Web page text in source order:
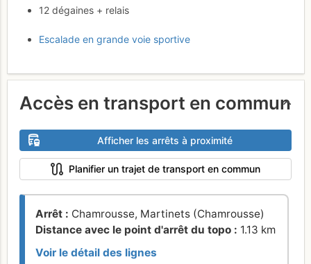
12 dégaines + relais
Escalade en grande voie sportive
Accès en transport en commun
Afficher les arrêts à proximité
Planifier un trajet de transport en commun
Arrêt : Chamrousse, Martinets (Chamrousse)
Distance avec le point d'arrêt du topo : 1.13 km
Voir le détail des lignes